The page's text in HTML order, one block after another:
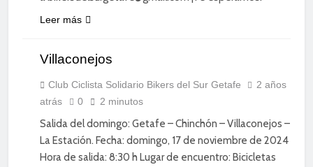
Leer más
CARRETERA
DIVERSIÓN
SOCIAL
Villaconejos
Club Ciclista Solidario Bikers del Sur Getafe
2 años
atrás
0 2 minutos
Salida del domingo: Getafe – Chinchón – Villaconejos –
La Estación. Fecha: domingo, 17 de noviembre de 2024
Hora de salida: 8:30 h Lugar de encuentro: Bicicletas